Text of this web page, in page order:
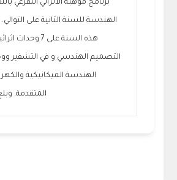
برنامج موهبة الاثرائي التفرغي
الهندسة للسنة الثانية على
هذه السنة على 7
التصميم الهندسي و في التشفير
الهندسة الميكانيكية
المتقدمة.